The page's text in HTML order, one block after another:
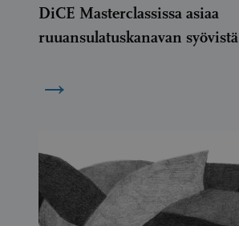
DiCE Masterclassissa asiaa
ruuansulatuskanavan syövistä
→